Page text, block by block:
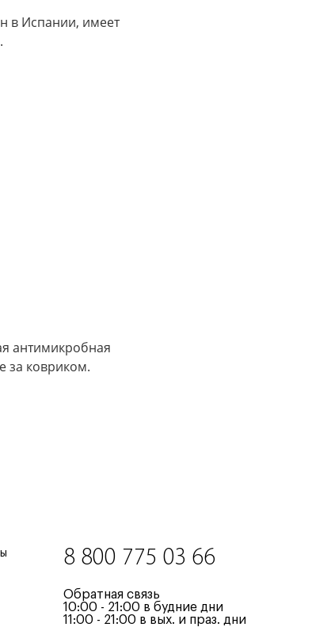
в Испании, имеет
антимикробная
за ковриком.
8 800 775 03 66
Обратная связь
10:00 - 21:00 в будние дни
11:00 - 21:00 в вых. и праз. дни